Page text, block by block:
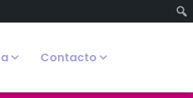
Contacto